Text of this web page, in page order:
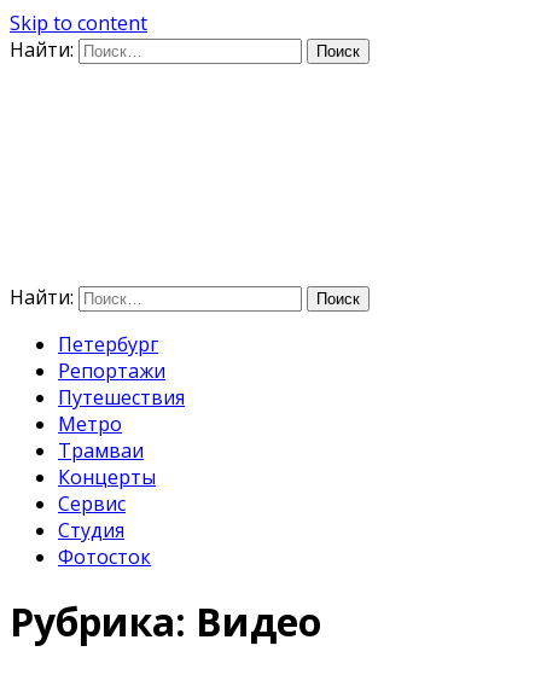
Skip to content
Найти:
Найти:
Петербург
Репортажи
Путешествия
Метро
Трамваи
Концерты
Сервис
Студия
Фотосток
Рубрика: Видео